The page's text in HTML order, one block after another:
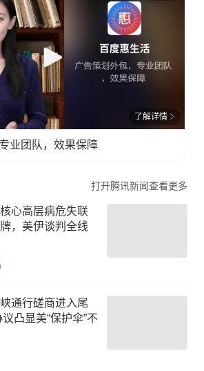
了解详情
业团队，效果保障
打开腾讯新闻查看更多
心高层病危失联
，美伊谈判全线
通行磋商进入尾
凸显美“保护伞”不